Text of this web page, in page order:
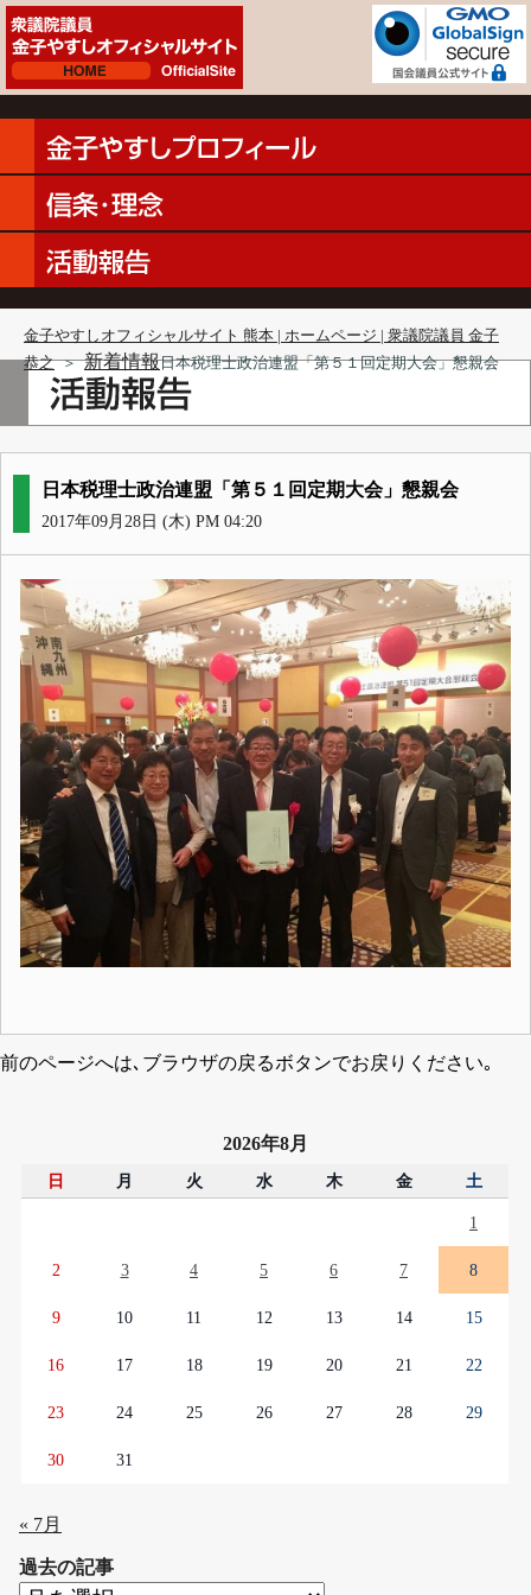
金子やすしオフィシャルサイト 熊本 | ホームページ | 衆議院議員 金子
恭之 ＞ 新着情報日本税理士政治連盟「第５１回定期大会」懇親会
日本税理士政治連盟「第５１回定期大会」懇親会
2017年09月28日 (木) PM 04:20
前のページへは､ブラウザの戻るボタンでお戻りください｡
2026年8月
日 月 火 水 木 金 土
1
2 3 4 5 6 7 8
9 10 11 12 13 14 15
16 17 18 19 20 21 22
23 24 25 26 27 28 29
30 31
« 7月
過去の記事